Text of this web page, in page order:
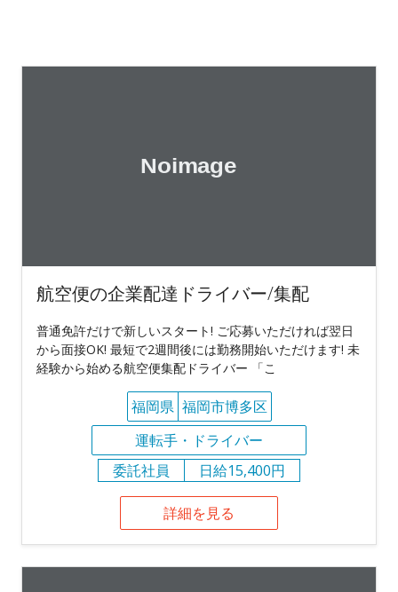
航空便の企業配達ドライバー/集配
普通免許だけで新しいスタート! ご応募いただければ翌日
から面接OK! 最短で2週間後には勤務開始いただけます! 未
経験から始める航空便集配ドライバー 「こ
福岡県 福岡市博多区
運転手・ドライバー
委託社員
日給15,400円
詳細を見る